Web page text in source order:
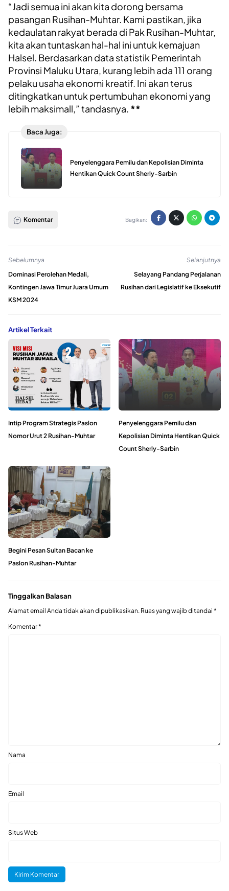
“Jadi semua ini akan kita dorong bersama
pasangan Rusihan-Muhtar. Kami pastikan, jika
kedaulatan rakyat berada di Pak Rusihan-Muhtar,
kita akan tuntaskan hal-hal ini untuk kemajuan
Halsel. Berdasarkan data statistik Pemerintah
Provinsi Maluku Utara, kurang lebih ada 111 orang
pelaku usaha ekonomi kreatif. Ini akan terus
ditingkatkan untuk pertumbuhan ekonomi yang
lebih maksimall,” tandasnya. **
Baca Juga:
Penyelenggara Pemilu dan Kepolisian Diminta
Hentikan Quick Count Sherly-Sarbin
Komentar Bagikan:
Sebelumnya
Dominasi Perolehan Medali,
Kontingen Jawa Timur Juara Umum
KSM 2024
Selanjutnya
Selayang Pandang Perjalanan
Rusihan dari Legislatif ke Eksekutif
Artikel Terkait
Intip Program Strategis Paslon
Nomor Urut 2 Rusihan-Muhtar
Penyelenggara Pemilu dan
Kepolisian Diminta Hentikan Quick
Count Sherly-Sarbin
Begini Pesan Sultan Bacan ke
Paslon Rusihan-Muhtar
Tinggalkan Balasan
Alamat email Anda tidak akan dipublikasikan. Ruas yang wajib ditandai *
Komentar*
Nama
Email
Situs Web